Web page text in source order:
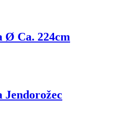
Ø Ca. 224cm
Jendorožec